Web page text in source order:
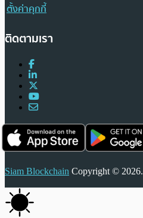
ตั้งค่าคุกกี้
ติดตามเรา
Siam Blockchain Copyright © 2026.